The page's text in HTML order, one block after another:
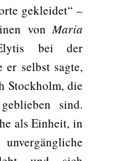
gekleidet“ –
vonMaria
bei der
er selbst sagte,
Stockholm, die
sind.
als Einheit, in